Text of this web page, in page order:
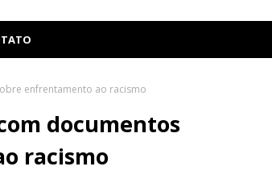
enfrentamento ao racismo
documentos
racismo